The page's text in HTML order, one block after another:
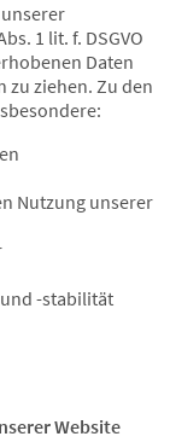
1 lit. f. DSGVO
Daten
zu ziehen. Zu den
Nutzung unserer
-stabilität
Website